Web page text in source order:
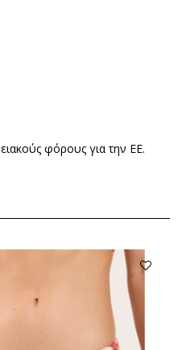
φόρους για την ΕΕ.